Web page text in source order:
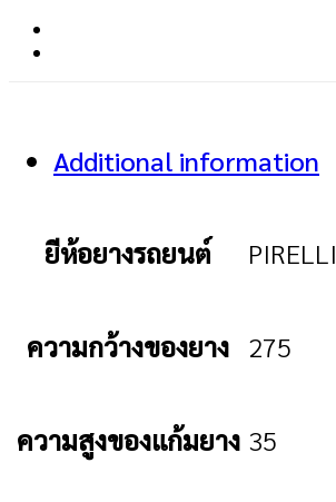
quantity
Additional information
ยีห้อยางรถยนต์ PIRELLI
ความกว้างของยาง 275
ความสูงของแก้มยาง 35